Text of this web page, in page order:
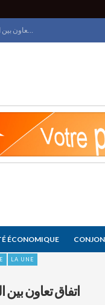
اتفاق تعاون بين الغرفة الجزائرية للتجارة والصناعة والمركز الوطني للسجل التجاري
الغرفة الجزائرية للتجارة والصناعة تنظم يوم إعلامي حول الملكية الصناعية على الصعيد الدولي
ÉCONOMIQUE
LA UNE
اتفاق تعاون بين